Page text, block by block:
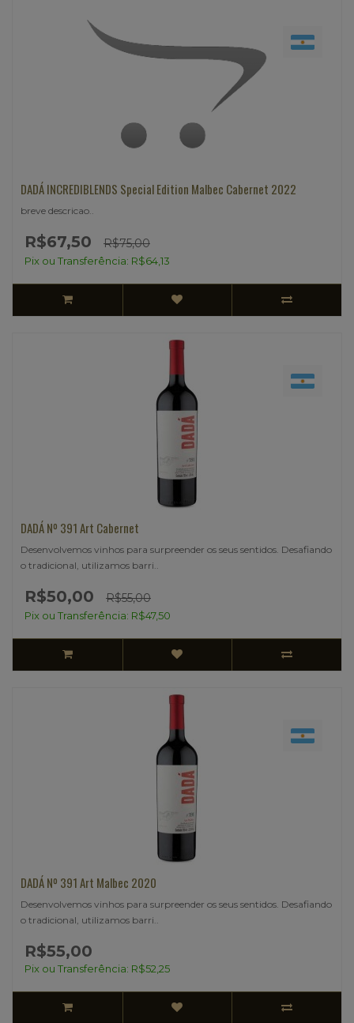
DADÁ INCREDIBLENDS Special Edition Malbec Cabernet 2022
breve descricao..
R$67,50 R$75,00
Pix ou Transferência: R$64,13
DADÁ Nº 391 Art Cabernet
Desenvolvemos vinhos para surpreender os seus sentidos. Desafiando
o tradicional, utilizamos barri..
R$50,00 R$55,00
Pix ou Transferência: R$47,50
DADÁ Nº 391 Art Malbec 2020
Desenvolvemos vinhos para surpreender os seus sentidos. Desafiando
o tradicional, utilizamos barri..
R$55,00
Pix ou Transferência: R$52,25